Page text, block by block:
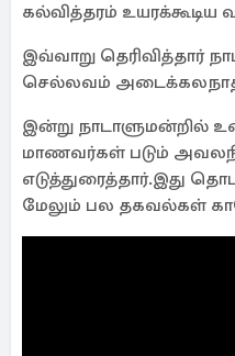
கல்வித்தரம் உயரக்கூடிய
இவ்வாறு தெரிவித்தார்
செல்லவம்
இன்று நாடாளுமன்றில்
மாணவர்கள் படும்
எடுத்துரைத்தார்.இது
மேலும் பல தகவல்கள்